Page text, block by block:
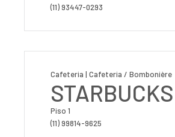
(11) 93447-0293
Cafeteria | Cafeteria / Bombonière
STARBUCKS
Piso 1
(11) 99814-9625